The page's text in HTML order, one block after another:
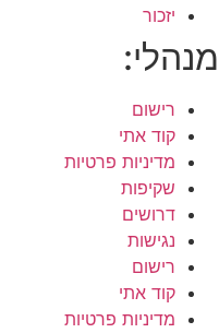
יזכור
מנהלי:
רישום
קוד אתי
מדיניות פרטיות
שקיפות
דרושים
נגישות
רישום
קוד אתי
מדיניות פרטיות